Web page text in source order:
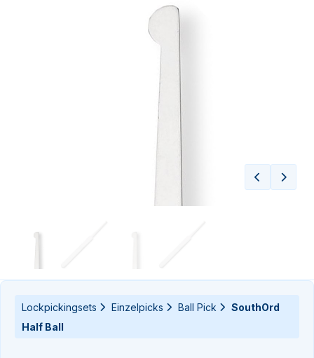
Lockpickingsets Einzelpicks Ball Pick
SouthOrd
Half Ball